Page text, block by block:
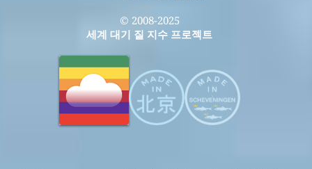
© 2008-2025
세계 대기 질 지수 프로젝트